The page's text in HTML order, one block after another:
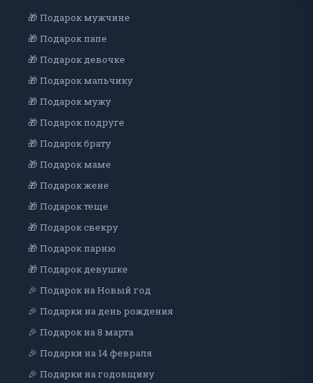
🎁 Подарок мужчине
🎁 Подарок папе
🎁 Подарок девочке
🎁 Подарок мальчику
🎁 Подарок мужу
🎁 Подарок подруге
🎁 Подарок брату
🎁 Подарок маме
🎁 Подарок жене
🎁 Подарок теще
🎁 Подарок свекру
🎁 Подарок парню
🎁 Подарок девушке
🎉 Подарок на Новый год
🎉 Подарки на день рождения
🎉 Подарок на 8 марта
🎉 Подарки на 14 февраля
🎉 Подарки на годовщину